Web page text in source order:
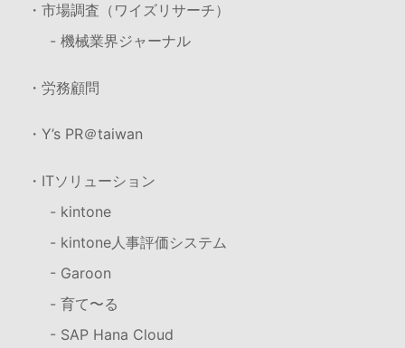
・市場調査（ワイズリサーチ）
- 機械業界ジャーナル
・労務顧問
・Y’s PR＠taiwan
・ITソリューション
- kintone
- kintone人事評価システム
- Garoon
- 育て〜る
- SAP Hana Cloud